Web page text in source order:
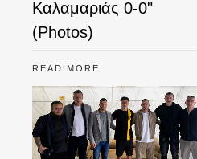
Καλαμαριάς 0-0"
(Photos)
READ MORE